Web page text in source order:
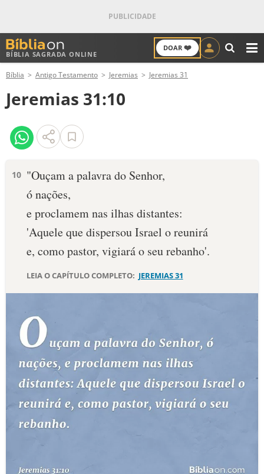
BÍBLIA SAGRADA ONLINE
DOAR ❤️
ANTIGO TESTAMENTO
NOVO TESTAMENTO
VERSÍCULOS
PALAVRA DO DIA
SALMO DO DIA
DEVOCIONAL DIÁRIO
ESTUDOS BÍBLICOS
ESBOÇOS DE PREGAÇÃO
TEMAS
PERGUNTE À BÍBLIA IA
QUEM SOMOS
Bíblia Antigo Testamento Jeremias Jeremias 31
Jeremias 31:10
10 "Ouçam a palavra do Senhor,
ó nações,
e proclamem nas ilhas distantes:
'Aquele que dispersou Israel o reunirá
e, como pastor, vigiará o seu rebanho'.
LEIA O CAPÍTULO COMPLETO: JEREMIAS 31